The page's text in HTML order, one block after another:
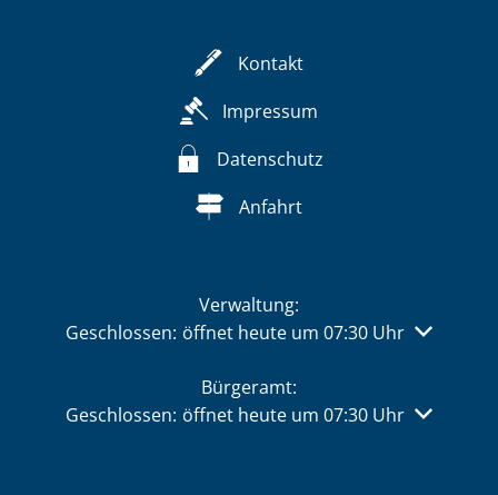
Kontakt
Impressum
Datenschutz
Anfahrt
Verwaltung:
Klicken, um weitere Öffnungs- oder Schließzeiten
Geschlossen: öffnet heute um 07:30 Uhr
Bürgeramt:
Klicken, um weitere Öffnungs- oder Schließzeiten
Geschlossen: öffnet heute um 07:30 Uhr